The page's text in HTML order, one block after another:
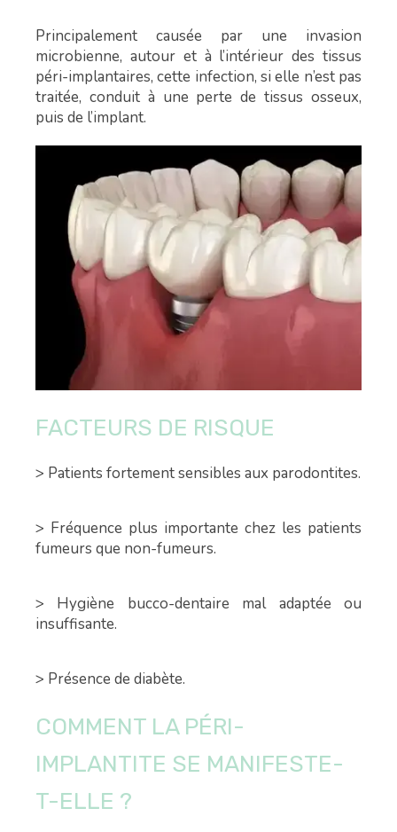
Principalement causée par une invasion
microbienne, autour et à l’intérieur des tissus
péri-implantaires, cette infection, si elle n’est pas
traitée, conduit à une perte de tissus osseux,
puis de l’implant.
FACTEURS DE RISQUE
> Patients fortement sensibles aux parodontites.
> Fréquence plus importante chez les patients
fumeurs que non-fumeurs.
> Hygiène bucco-dentaire mal adaptée ou
insuffisante.
> Présence de diabète.
COMMENT LA PÉRI-
IMPLANTITE SE MANIFESTE-
T-ELLE ?